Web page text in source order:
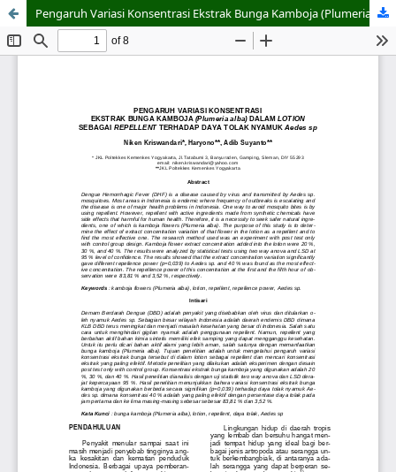
Pengaruh Variasi Konsentrasi Ekstrak Bunga Kamboja (Plumeria alba) dalam Lotion sebagai Repellent Terhadap Daya Tolak Nyamuk Aedes sp